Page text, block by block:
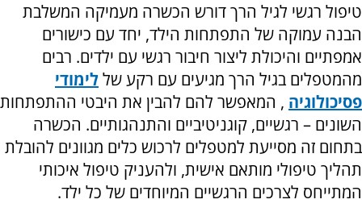
טיפול רגשי לגיל הרך דורש הכשרה מעמיקה המשלבת
הבנה עמוקה של התפתחות הילד, יחד עם כישורים
אמפתיים והיכולת ליצור חיבור רגשי עם ילדים. רבים
מהמטפלים בגיל הרך מגיעים עם רקע שללימודי
פסיכולוגיה , המאפשר להם להבין את היבטי ההתפתחות
השונים – רגשיים, קוגניטיביים והתנהגותיים. הכשרה
בתחום זה מסייעת למטפלים לרכוש כלים מגוונים להובלת
תהליך טיפולי מותאם אישית, ולהעניק טיפול איכותי
המתייחס לצרכים הרגשיים המיוחדים של כל ילד.